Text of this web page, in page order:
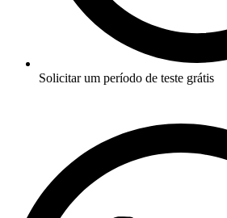
Solicitar um período de teste grátis